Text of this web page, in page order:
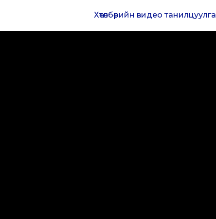
Хөтөлбөрийн видео танилцуулга